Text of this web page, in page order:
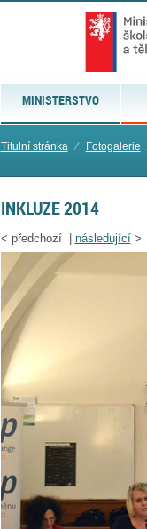
MINISTERSTVO
Titulní stránka ⁄ Fotogalerie
INKLUZE 2014
< předchozí | následující>